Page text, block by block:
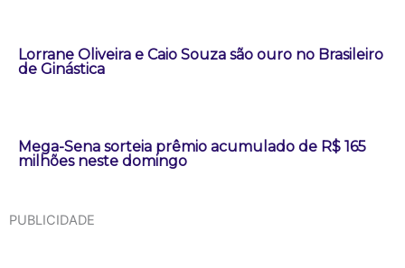
Lorrane Oliveira e Caio Souza são ouro no Brasileiro
de Ginástica
Mega-Sena sorteia prêmio acumulado de R$ 165
milhões neste domingo
PUBLICIDADE